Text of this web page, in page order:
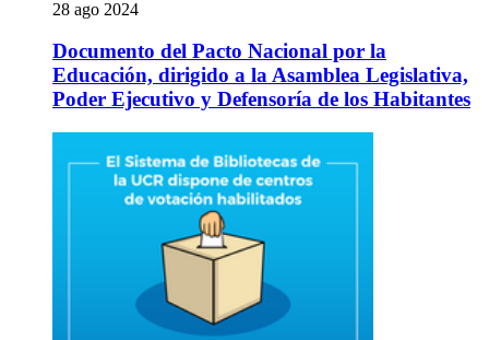
28 ago 2024
Documento del Pacto Nacional por la
Educación, dirigido a la Asamblea Legislativa,
Poder Ejecutivo y Defensoría de los Habitantes